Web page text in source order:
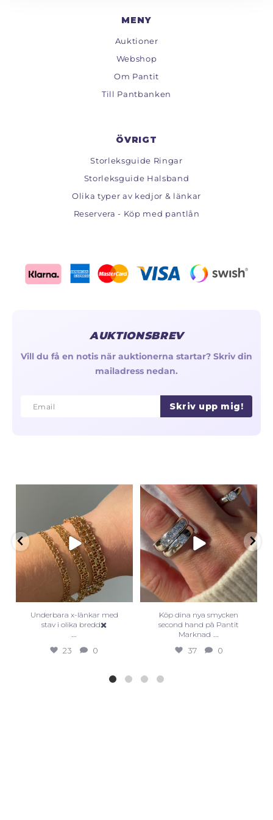
MENY
Auktioner
Webshop
Om Pantit
Till Pantbanken
ÖVRIGT
Storleksguide Ringar
Storleksguide Halsband
Olika typer av kedjor & länkar
Reservera - Köp med pantlån
AUKTIONSBREV
Vill du få en notis när auktionerna startar? Skriv din
mailadress nedan.
Email
Email Skriv upp mig!
Underbara x-länkar med
stav i olika bredd✖️
...
23 0
Köp dina nya smycken
second hand på Pantit
Marknad ...
37 0